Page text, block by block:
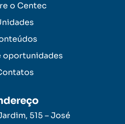
o Centec
oportunidades
515 – José